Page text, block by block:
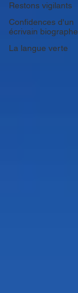
Restons vigilants
Confidences d'un
écrivain biographe
La langue verte